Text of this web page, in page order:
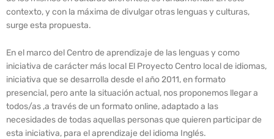
contexto, y con la máxima de divulgar otras lenguas y culturas,
surge esta propuesta.
En el marco del Centro de aprendizaje de las lenguas y como
iniciativa de carácter más local El Proyecto Centro local de idiomas,
iniciativa que se desarrolla desde el año 2011, en formato
presencial, pero ante la situación actual, nos proponemos llegar a
todos/as ,a través de un formato online, adaptado a las
necesidades de todas aquellas personas que quieren participar de
esta iniciativa, para el aprendizaje del idioma Inglés.